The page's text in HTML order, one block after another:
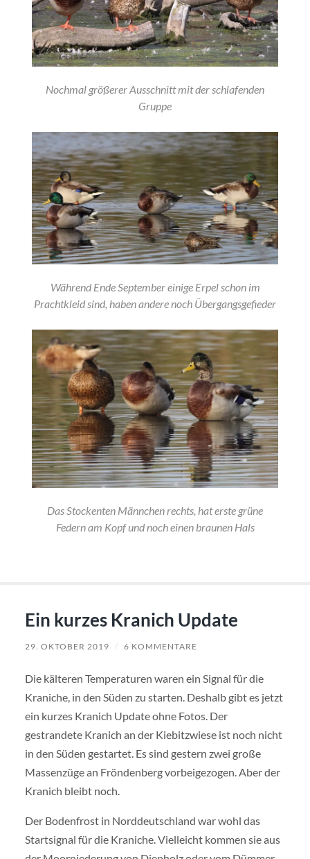
Nochmal größerer Ausschnitt mit der schlafenden
Gruppe
Während Ende September einige Erpel schon im
Prachtkleid sind, haben andere noch Übergangsgefieder
Das Stockenten Männchen rechts, hat erste grüne
Federn am Kopf und noch einen braunen Hals
Ein kurzes Kranich Update
29. OKTOBER 2019 / 6 KOMMENTARE
Die kälteren Temperaturen waren ein Signal für die
Kraniche, in den Süden zu starten. Deshalb gibt es jetzt
ein kurzes Kranich Update ohne Fotos. Der
gestrandete Kranich an der Kiebitzwiese ist noch nicht
in den Süden gestartet. Es sind gestern zwei große
Massenzüge an Fröndenberg vorbeigezogen. Aber der
Kranich bleibt noch.
Der Bodenfrost in Norddeutschland war wohl das
Startsignal für die Kraniche. Vielleicht kommen sie aus